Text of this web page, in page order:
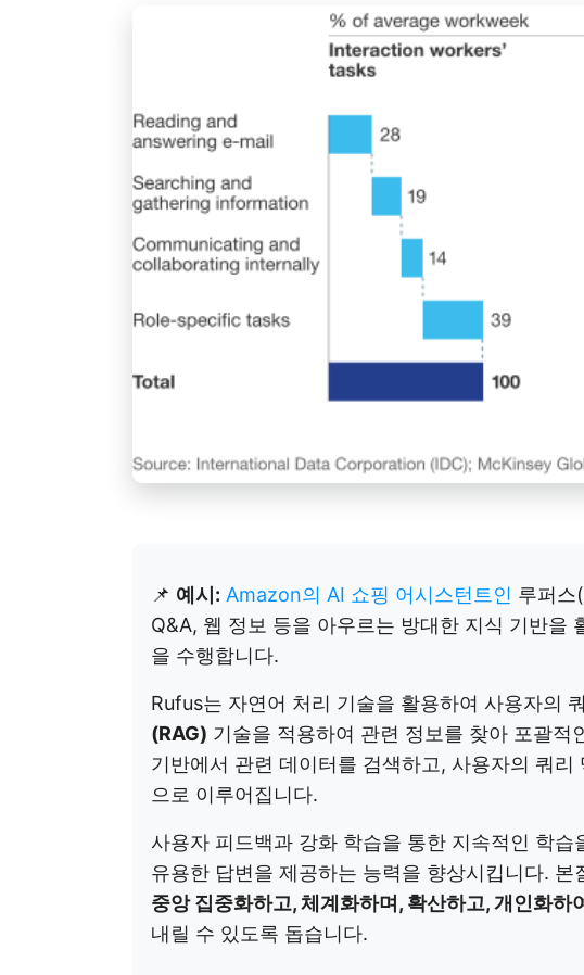
📌 예시: Amazon의 AI 쇼핑 어시스턴트인 루퍼스
Q&A, 웹 정보 등을 아우르는 방대한 지식 기반을
을 수행합니다.
Rufus는 자연어 처리 기술을 활용하여 사용자의
(RAG) 기술을 적용하여 관련 정보를 찾아 포괄적
기반에서 관련 데이터를 검색하고, 사용자의 쿼
으로 이루어집니다.
사용자 피드백과 강화 학습을 통한 지속적인 학
유용한 답변을 제공하는 능력을 향상시킵니다. 본
중앙 집중화하고, 체계화하며, 확산하고, 개인화하
내릴 수 있도록 돕습니다.